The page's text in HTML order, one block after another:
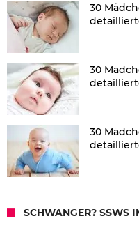
30
30
30
SCHWANGER? SSWS